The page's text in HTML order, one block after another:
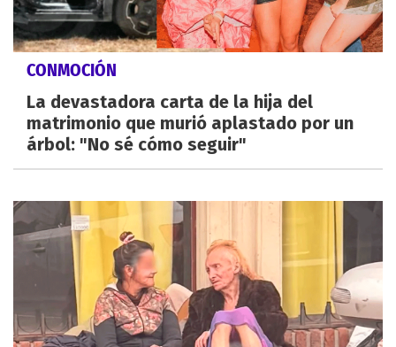
CONMOCIÓN
La devastadora carta de la hija del
matrimonio que murió aplastado por un
árbol: "No sé cómo seguir"